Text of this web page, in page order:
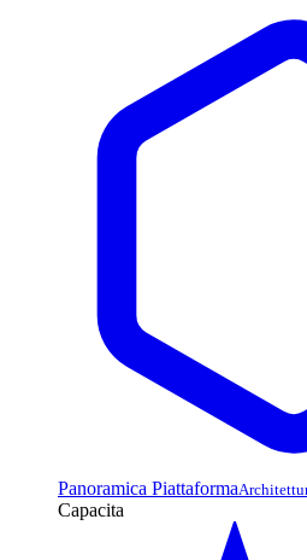
Panoramica Piattaforma
Capacita